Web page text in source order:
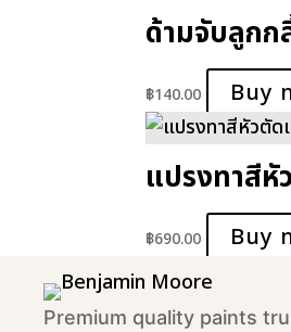
ด้ามจับลูกก
฿140.00 Buy
แปรงทาสี
฿690.00 Buy
Premium quality paints